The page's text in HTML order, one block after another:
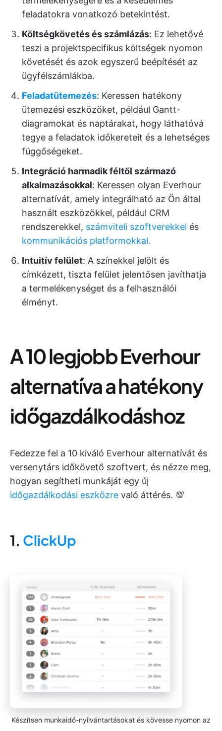
feladatokra vonatkozó betekintést.
Költségkövetés és számlázás: Ez lehetővé
teszi a projektspecifikus költségek nyomon
követését és azok egyszerű beépítését az
ügyfélszámlákba.
Feladatütemezés: Keressen hatékony
ütemezési eszközöket, például Gantt-
diagramokat és naptárakat, hogy láthatóvá
tegye a feladatok időkereteit és a lehetséges
függőségeket.
Integráció harmadik féltől származó
alkalmazásokkal: Keressen olyan Everhour
alternatívát, amely integrálható az Ön által
használt eszközökkel, például CRM
rendszerekkel, számviteli szoftverekkel és
kommunikációs platformokkal.
Intuitív felület: A színekkel jelölt és
címkézett, tiszta felület jelentősen javíthatja
a termelékenységet és a felhasználói
élményt.
A 10 legjobb Everhour
alternatíva a hatékony
időgazdálkodáshoz
Fedezze fel a 10 kiváló Everhour alternatívát és
versenytárs időkövető szoftvert, és nézze meg,
hogyan segítheti munkáját egy új
időgazdálkodási eszközre való áttérés. 💯
1. ClickUp
Készítsen munkaidő-nyilvántartásokat és kövesse nyomon az